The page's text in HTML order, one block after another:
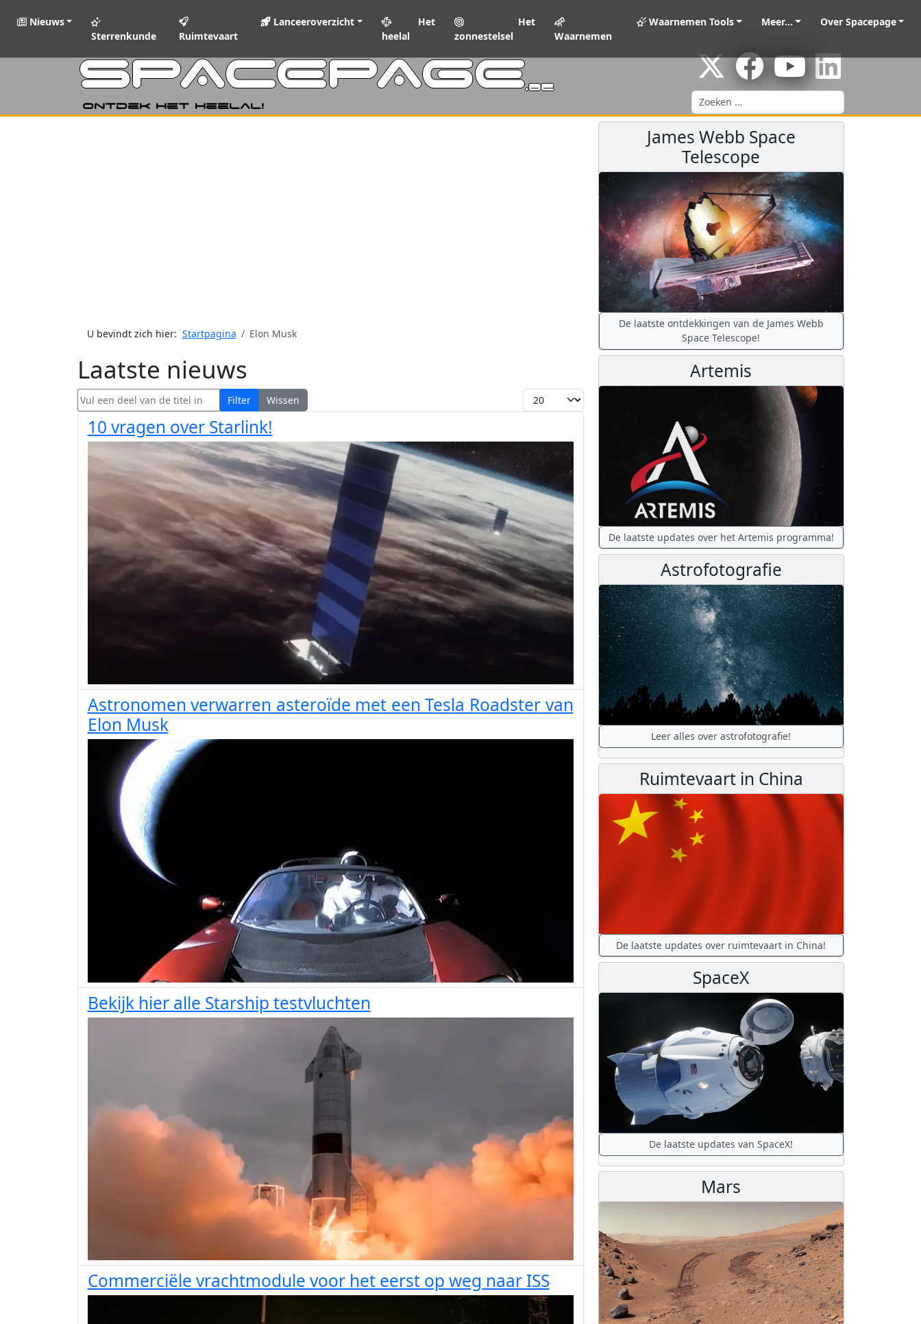
Nieuws
Sterrenkunde
Ruimtevaart
Lanceeroverzicht
Het
heelal
Het
zonnestelsel
Waarnemen
Waarnemen Tools Meer... Over Spacepage
SPACEPAGE.be
Ontdek het heelal!
Zoeken
U bevindt zich hier: Startpagina Elon Musk
Laatste nieuws
Vul een deel van de titel in Filter Wissen Toon #
10 vragen over Starlink!
Astronomen verwarren asteroïde met een Tesla Roadster van
Elon Musk
Bekijk hier alle Starship testvluchten
Commerciële vrachtmodule voor het eerst op weg naar ISS
James Webb Space
Telescope
De laatste ontdekkingen van de James Webb
Space Telescope!
Artemis
De laatste updates over het Artemis programma!
Astrofotografie
Leer alles over astrofotografie!
Ruimtevaart in China
De laatste updates over ruimtevaart in China!
SpaceX
De laatste updates van SpaceX!
Mars